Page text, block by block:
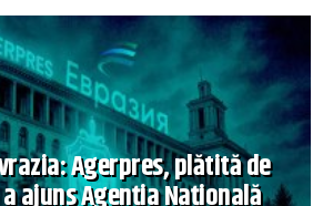
Agerpres, plătită de
a ajuns Agenția Națională